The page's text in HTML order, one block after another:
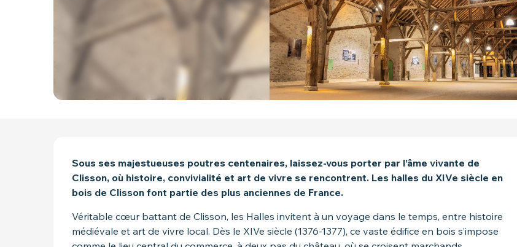
DESCRIPTION
Sous ses majestueuses poutres centenaires, laissez-vous porter par l’âme vivante de
Clisson, où histoire, convivialité et art de vivre se rencontrent. Les halles du XIVe siècle en
bois de Clisson font partie des plus anciennes de France.
Véritable cœur battant de Clisson, les Halles invitent à un voyage dans le temps, entre histoire
médiévale et art de vivre local. Dès le XIVe siècle (1376-1377), ce vaste édifice en bois s’impose